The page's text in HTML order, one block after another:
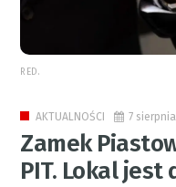
RED.
AKTUALNOŚCI 7
Zamek
PIT. Lokal jest